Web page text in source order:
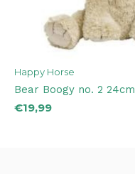
Happy Horse
Bear Boogy no. 2 24cm
€19,99